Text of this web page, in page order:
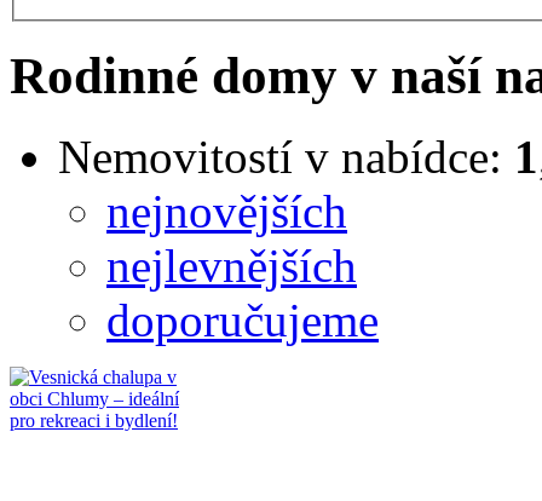
Rodinné domy v naší
Nemovitostí v nabídce: 1
nejnovějších
nejlevnějších
doporučujeme